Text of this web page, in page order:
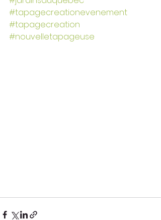
#tapagecreationevenement
#tapagecreation
#nouvelletapageuse